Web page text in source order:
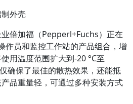
外壳
倍加福（Pepperl+Fuchs）正在
作员和监控工作站的产品组合，增
用温度范围扩大到-20 °C至
确保了最佳的散热效果，还能抵
品重量轻，可通过多种安装方式